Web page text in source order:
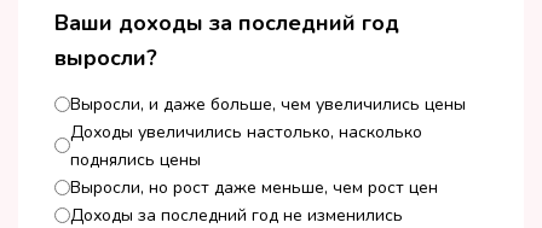
Ваши доходы за последний год
выросли?
Выросли, и даже больше, чем увеличились цены
Доходы увеличились настолько, насколько
поднялись цены
Выросли, но рост даже меньше, чем рост цен
Доходы за последний год не изменились